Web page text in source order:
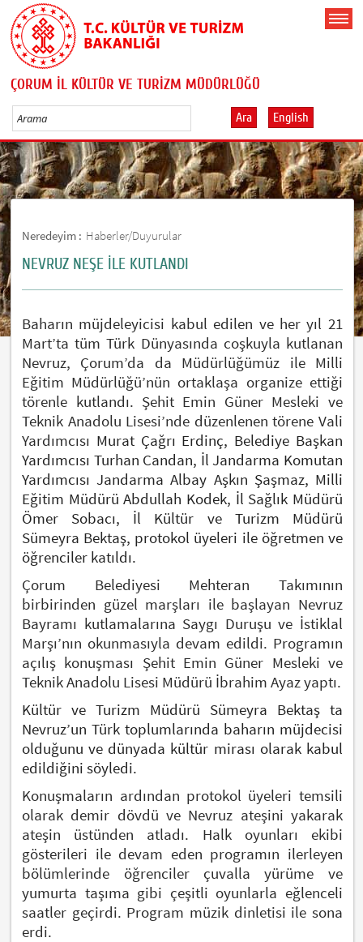
ÇORUM İL KÜLTÜR VE TURİZM MÜDÜRLÜĞÜ
Ara English
Neredeyim : Haberler/Duyurular
NEVRUZ NEŞE İLE KUTLANDI
Baharın müjdeleyicisi kabul edilen ve her yıl 21
Mart’ta tüm Türk Dünyasında coşkuyla kutlanan
Nevruz, Çorum’da da Müdürlüğümüz ile Milli
Eğitim Müdürlüğü’nün ortaklaşa organize ettiği
törenle kutlandı. Şehit Emin Güner Mesleki ve
Teknik Anadolu Lisesi’nde düzenlenen törene Vali
Yardımcısı Murat Çağrı Erdinç, Belediye Başkan
Yardımcısı Turhan Candan, İl Jandarma Komutan
Yardımcısı Jandarma Albay Aşkın Şaşmaz, Milli
Eğitim Müdürü Abdullah Kodek, İl Sağlık Müdürü
Ömer Sobacı, İl Kültür ve Turizm Müdürü
Sümeyra Bektaş, protokol üyeleri ile öğretmen ve
öğrenciler katıldı.
Çorum Belediyesi Mehteran Takımının
birbirinden güzel marşları ile başlayan Nevruz
Bayramı kutlamalarına Saygı Duruşu ve İstiklal
Marşı’nın okunmasıyla devam edildi. Programın
açılış konuşması Şehit Emin Güner Mesleki ve
Teknik Anadolu Lisesi Müdürü İbrahim Ayaz yaptı.
Kültür ve Turizm Müdürü Sümeyra Bektaş ta
Nevruz’un Türk toplumlarında baharın müjdecisi
olduğunu ve dünyada kültür mirası olarak kabul
edildiğini söyledi.
Konuşmaların ardından protokol üyeleri temsili
olarak demir dövdü ve Nevruz ateşini yakarak
ateşin üstünden atladı. Halk oyunları ekibi
gösterileri ile devam eden programın ilerleyen
bölümlerinde öğrenciler çuvalla yürüme ve
yumurta taşıma gibi çeşitli oyunlarla eğlenceli
saatler geçirdi. Program müzik dinletisi ile sona
erdi.